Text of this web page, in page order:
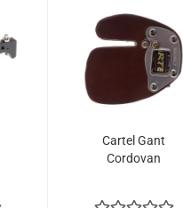
Cartel Gant
Cordovan